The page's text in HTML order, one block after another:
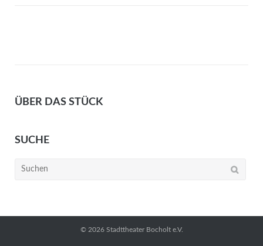
ÜBER DAS STÜCK
SUCHE
Suchen
© 2026 Stadttheater Bocholt e.V.